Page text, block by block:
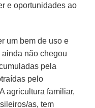
e oportunidades ao
um bem de uso e
não chegou
pela
pelo
agricultura familiar,
as, tem